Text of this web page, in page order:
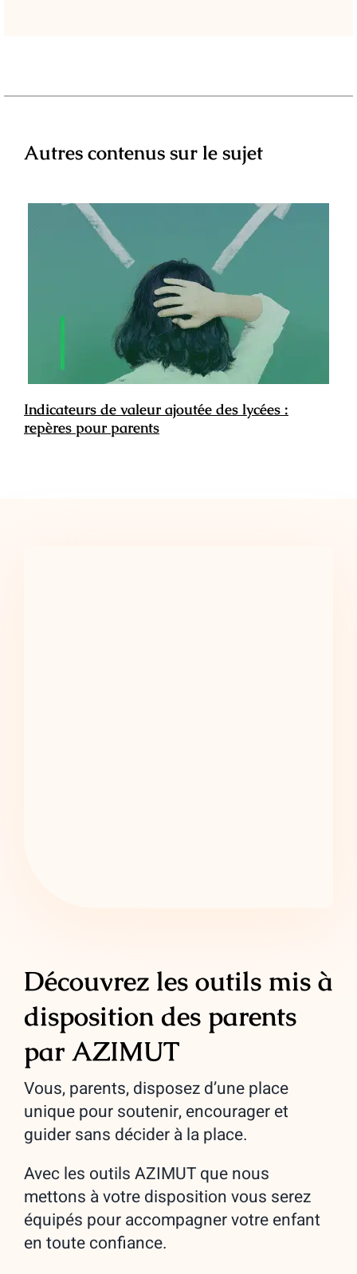
Autres contenus sur le sujet
Indicateurs de valeur ajoutée des lycées :
repères pour parents
Découvrez les outils mis à
disposition des parents
par AZIMUT
Vous, parents, disposez d’une place
unique pour soutenir, encourager et
guider sans décider à la place.
Avec les outils AZIMUT que nous
mettons à votre disposition vous serez
équipés pour accompagner votre enfant
en toute confiance.